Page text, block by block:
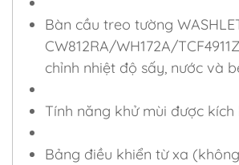
Bàn cầu treo tường
CW812RA/WH172A/
chỉnh nhiệt độ sấy, nước và
Tính năng khử mùi được
Bảng điều khiển từ xa